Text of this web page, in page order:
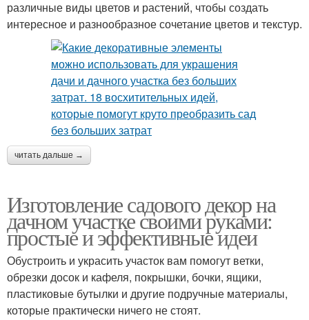
различные виды цветов и растений, чтобы создать
интересное и разнообразное сочетание цветов и текстур.
читать дальше →
Изготовление садового декор на
дачном участке своими руками:
простые и эффективные идеи
Обустроить и украсить участок вам помогут ветки,
обрезки досок и кафеля, покрышки, бочки, ящики,
пластиковые бутылки и другие подручные материалы,
которые практически ничего не стоят.